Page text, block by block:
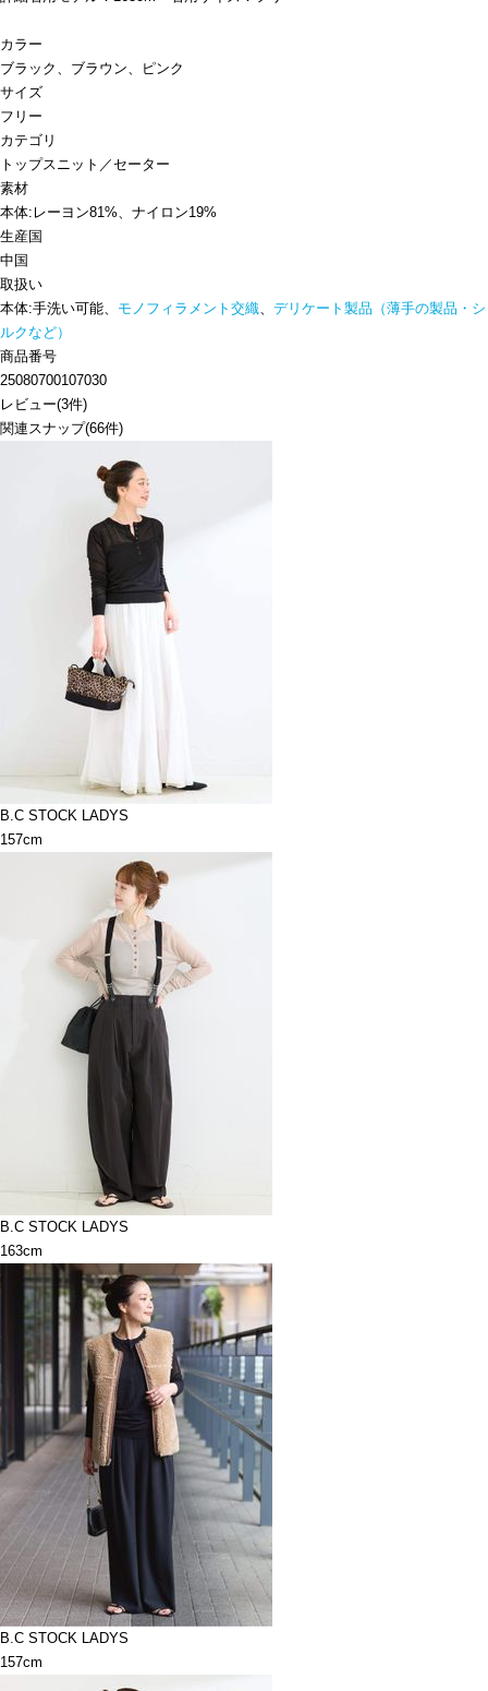
カラー
ブラック、ブラウン、ピンク
サイズ
フリー
カテゴリ
トップスニット／セーター
素材
本体:レーヨン81%、ナイロン19%
生産国
中国
取扱い
本体:手洗い可能、 モノフィラメント交織、 デリケート製品（薄手の製品・シ
ルクなど）
商品番号
25080700107030
レビュー(3件)
関連スナップ(66件)
B.C STOCK LADYS
157cm
B.C STOCK LADYS
163cm
B.C STOCK LADYS
157cm